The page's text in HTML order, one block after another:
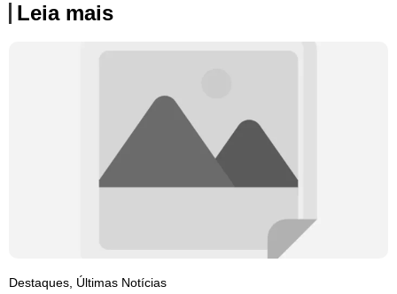
Leia mais
Destaques Últimas Notícias